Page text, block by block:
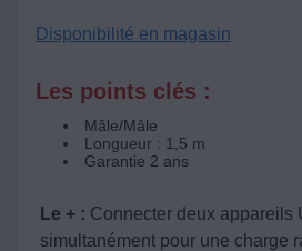
Disponibilité en magasin
Les points clés :
Mâle/Mâle
Longueur : 1,5 m
Garantie 2 ans
Le + : Connecter deux appareils
simultanément pour une charge